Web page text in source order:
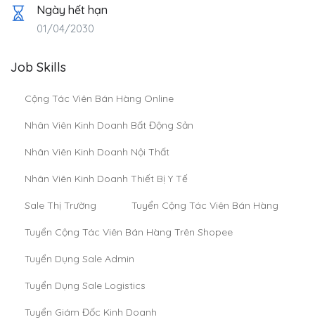
Ngày hết hạn
01/04/2030
Job Skills
Cộng Tác Viên Bán Hàng Online
Nhân Viên Kinh Doanh Bất Động Sản
Nhân Viên Kinh Doanh Nội Thất
Nhân Viên Kinh Doanh Thiết Bị Y Tế
Sale Thị Trường Tuyển Cộng Tác Viên Bán Hàng
Tuyển Cộng Tác Viên Bán Hàng Trên Shopee
Tuyển Dụng Sale Admin
Tuyển Dụng Sale Logistics
Tuyển Giám Đốc Kinh Doanh